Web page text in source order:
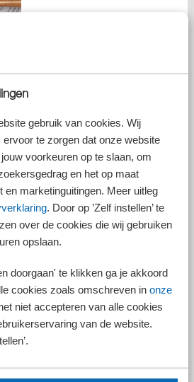
gebruik van cookies. Wij
te zorgen dat onze website
voorkeuren op te slaan, om
en het op maat
en marketinguitingen. Meer uitleg
. Door op ’Zelf instellen’ te
over de cookies die wij gebruiken
opslaan.
doorgaan' te klikken ga je akkoord
cookies zoals omschreven in onze
niet accepteren van alle cookies
van de website.
moeten gaan bieden over de
Dit om schijnzelfstandigheid tussen een
en om de echte zelfstandige
de ruimte om als zelfstandige te
zijn even belangrijk
vragen in de zaak Uber
zijn. Dit betekent dat ook het
volwaardig meeweegt. De
In het oorspronkelijke wetsvoorstel
namelijk nog niet volwaardig mee.
VBAR verduidelijkt wanneer gewerkt
wanneer niet. De toets bestaat uit drie